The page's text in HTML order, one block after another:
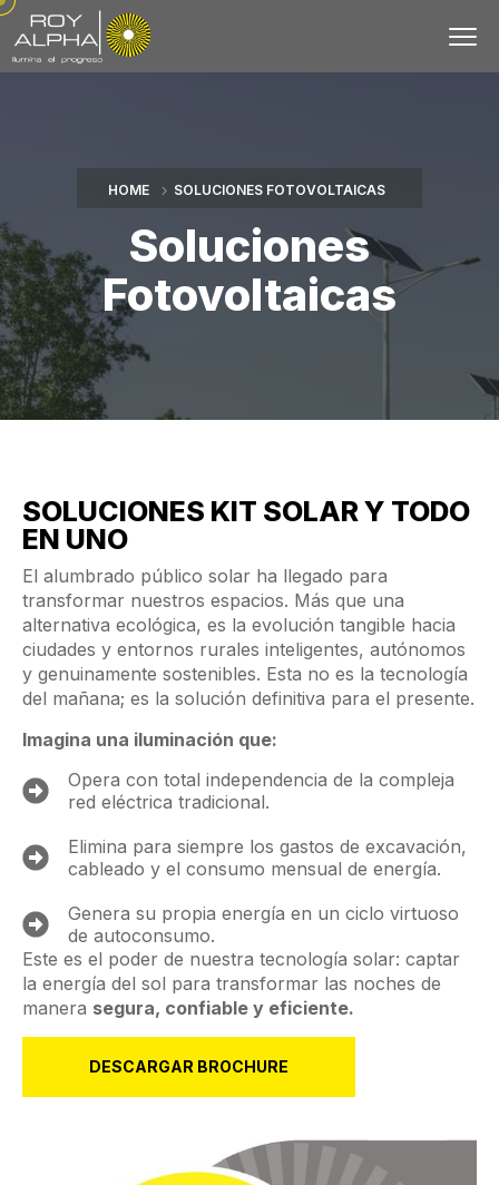
HOME SOLUCIONES FOTOVOLTAICAS
Soluciones
Fotovoltaicas
SOLUCIONES KIT SOLAR Y TODO
EN UNO
El alumbrado público solar ha llegado para
transformar nuestros espacios. Más que una
alternativa ecológica, es la evolución tangible hacia
ciudades y entornos rurales inteligentes, autónomos
y genuinamente sostenibles. Esta no es la tecnología
del mañana; es la solución definitiva para el presente.
Imagina una iluminación que:
Opera con total independencia de la compleja
red eléctrica tradicional.
Elimina para siempre los gastos de excavación,
cableado y el consumo mensual de energía.
Genera su propia energía en un ciclo virtuoso
de autoconsumo.
Este es el poder de nuestra tecnología solar: captar
la energía del sol para transformar las noches de
manera segura, confiable y eficiente.
DESCARGAR BROCHURE